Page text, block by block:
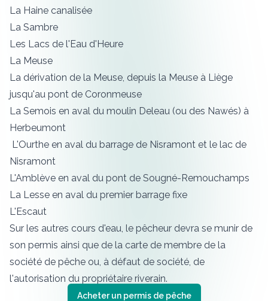
La Haine canalisée
La Sambre
Les Lacs de l'Eau d'Heure
La Meuse
La dérivation de la Meuse, depuis la Meuse à Liège
jusqu'au pont de Coronmeuse
La Semois en aval du moulin Deleau (ou des Nawés) à
Herbeumont
L'Ourthe en aval du barrage de Nisramont et le lac de
Nisramont
L'Amblève en aval du pont de Sougné-Remouchamps
La Lesse en aval du premier barrage fixe
L'Escaut
Sur les autres cours d'eau, le pêcheur devra se munir de
son permis ainsi que de la carte de membre de la
société de pêche ou, à défaut de société, de
l'autorisation du propriétaire riverain.
Acheter un permis de pêche